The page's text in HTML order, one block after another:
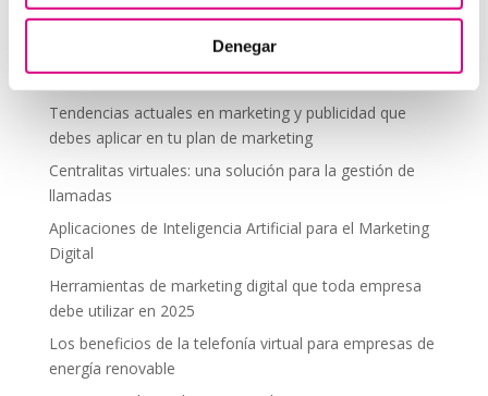
Denegar
segura en altura
Telefonía virtual para el trabajo remoto: comunícate
desde donde estés
Tendencias actuales en marketing y publicidad que
debes aplicar en tu plan de marketing
Centralitas virtuales: una solución para la gestión de
llamadas
Aplicaciones de Inteligencia Artificial para el Marketing
Digital
Herramientas de marketing digital que toda empresa
debe utilizar en 2025
Los beneficios de la telefonía virtual para empresas de
energía renovable